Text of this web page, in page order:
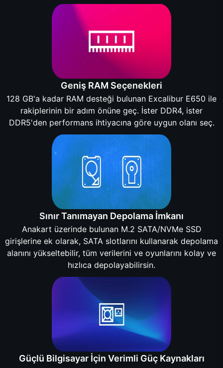
Geniş RAM Seçenekleri
128 GB'a kadar RAM desteği bulunan Excalibur E650 ile
rakiplerinin bir adım önüne geç. İster DDR4, ister
DDR5'den performans ihtiyacına göre uygun olanı seç.
Sınır Tanımayan Depolama İmkanı
Anakart üzerinde bulunan M.2 SATA/NVMe SSD
girişlerine ek olarak, SATA slotlarını kullanarak depolama
alanını yükseltebilir, tüm verilerini ve oyunlarını kolay ve
hızlıca depolayabilirsin.
Güçlü Bilgisayar İçin Verimli Güç Kaynakları